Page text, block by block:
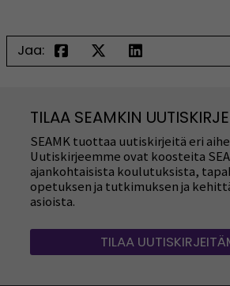
Jaa:
TILAA SEAMKIN
SEAMK tuottaa uutiskirjeitä eri
Uutiskirjeemme ovat koosteita
ajankohtaisista koulutuksista,
opetuksen ja tutkimuksen ja
asioista.
TILAA